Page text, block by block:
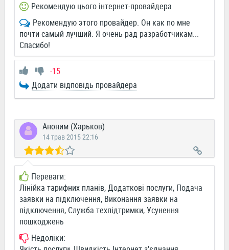
Рекомендую цього інтернет-провайдера
Рекомендую этого провайдер. Он как по мне
почти самый лучший. Я очень рад разработчикам...
Спасибо!
-15
Додати відповідь провайдера
Аноним (Харьков)
14 трав 2015 22:16
Переваги:
Лінійка тарифних планів, Додаткові послуги, Подача
заявки на підключення, Виконання заявки на
підключення, Служба техпідтримки, Усунення
пошкоджень
Недоліки: